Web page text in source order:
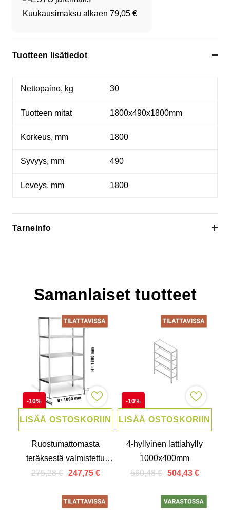
Kuukausimaksu alkaen 79,05 €
Tuotteen lisätiedot
Nettopaino, kg 30
Tuotteen mitat 1800x490x1800mm
Korkeus, mm 1800
Syvyys, mm 490
Leveys, mm 1800
Tarneinfo
Samanlaiset tuotteet
LISÄÄ OSTOSKORIIN
-10%
Ruostumattomasta
teräksestä valmistettu
lattiahylly ERP
275,28 € 247,75 €
LISÄÄ OSTOSKORIIN
-10%
4-hyllyinen lattiahylly
1000x400mm
560,48 €
504,43 €